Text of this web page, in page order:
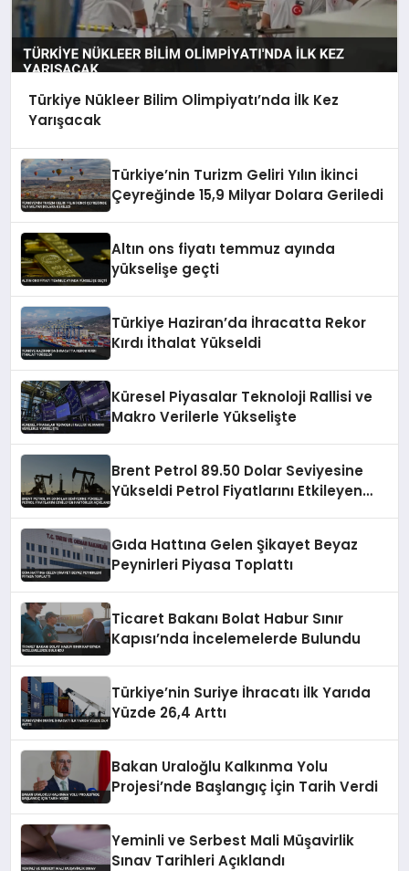
Türkiye Nükleer Bilim Olimpiyatı’nda İlk Kez
Yarışacak
Türkiye’nin Turizm Geliri Yılın İkinci
Çeyreğinde 15,9 Milyar Dolara Geriledi
Altın ons fiyatı temmuz ayında
yükselişe geçti
Türkiye Haziran’da İhracatta Rekor
Kırdı İthalat Yükseldi
Küresel Piyasalar Teknoloji Rallisi ve
Makro Verilerle Yükselişte
Brent Petrol 89.50 Dolar Seviyesine
Yükseldi Petrol Fiyatlarını Etkileyen
Gıda Hattına Gelen Şikayet Beyaz
Peynirleri Piyasa Toplattı
Ticaret Bakanı Bolat Habur Sınır
Kapısı’nda İncelemelerde Bulundu
Türkiye’nin Suriye İhracatı İlk Yarıda
Yüzde 26,4 Arttı
Bakan Uraloğlu Kalkınma Yolu
Projesi’nde Başlangıç İçin Tarih Verdi
Yeminli ve Serbest Mali Müşavirlik
Sınav Tarihleri Açıklandı